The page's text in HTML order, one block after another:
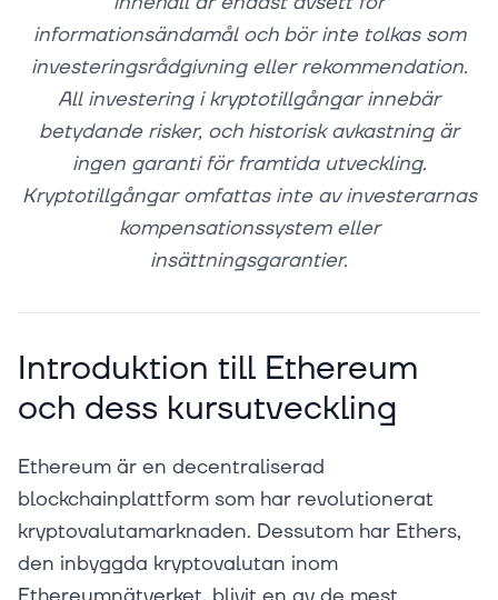
informationsändamål och bör inte tolkas som
investeringsrådgivning eller rekommendation.
All investering i kryptotillgångar innebär
betydande risker, och historisk avkastning är
ingen garanti för framtida utveckling.
Kryptotillgångar omfattas inte av investerarnas
kompensationssystem eller
insättningsgarantier.
Introduktion till Ethereum
och dess kursutveckling
Ethereum är en decentraliserad
blockchainplattform som har revolutionerat
kryptovalutamarknaden. Dessutom har Ethers,
den inbyggda kryptovalutan inom